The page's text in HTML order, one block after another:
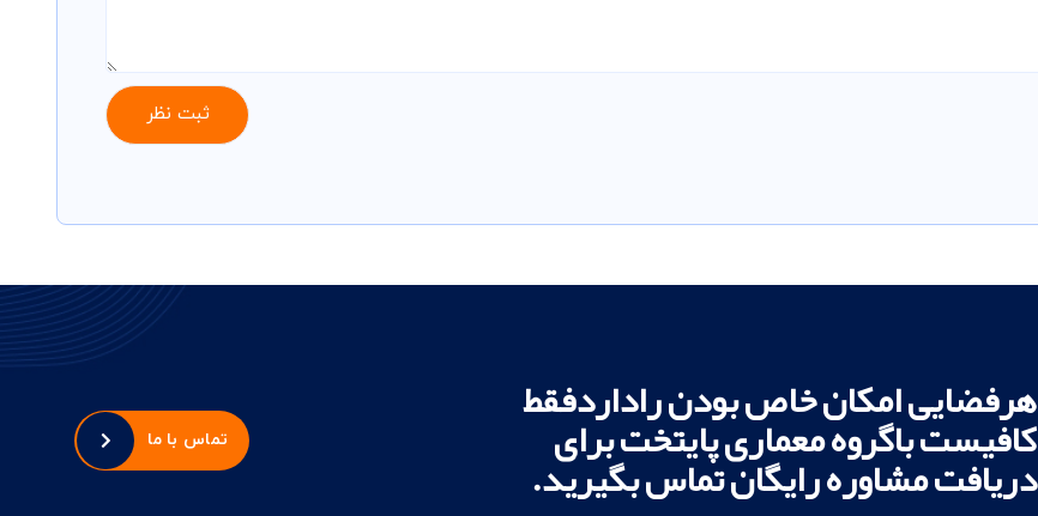
هرفضایی امکان خاص بودن راداردفقط
کافیست باگروه معماری پایتخت برای
دریافت مشاوره رایگان تماس بگیرید.
تماس با ما